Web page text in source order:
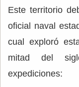
Este territorio
oficial naval
cual exploró
mitad del
expediciones: